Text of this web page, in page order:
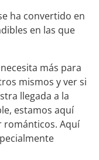
ha convertido en
en las que
más para
mismos y ver si
llegada a la
estamos aquí
románticos. Aquí